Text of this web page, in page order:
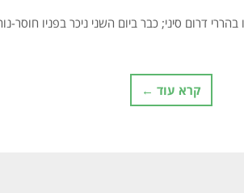
דרום סיני; כבר ביום השני ניכר בפניו חוסר-
קרא עוד ←